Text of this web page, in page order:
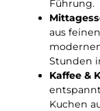
Führung.
aus
Stunden
Kaffee &
Kuchen